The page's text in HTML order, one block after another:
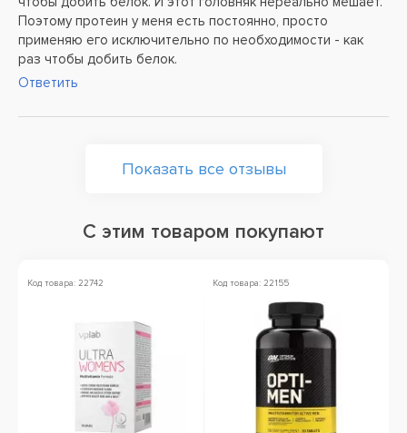
Поэтому протеин у меня есть постоянно, просто
применяю его исключительно по необходимости - как
раз чтобы добить белок.
Ответить
Показать все отзывы
С этим товаром покупают
Код товара: 22742 Код товара: 22155